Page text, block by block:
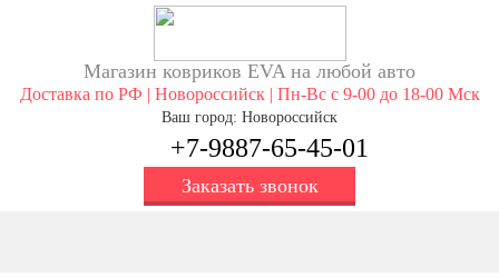
Магазин ковриков EVA ​на любой авто
Доставка по РФ | Новороссийск | Пн-Вс с 9-00 до 18-00 Мск
Ваш город: Новороссийск
+7-9887-65-45-01
Заказать звонок